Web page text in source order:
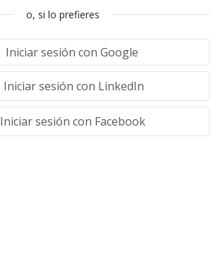
o, si lo prefieres
Iniciar sesión con Google
Iniciar sesión con LinkedIn
Iniciar sesión con Facebook